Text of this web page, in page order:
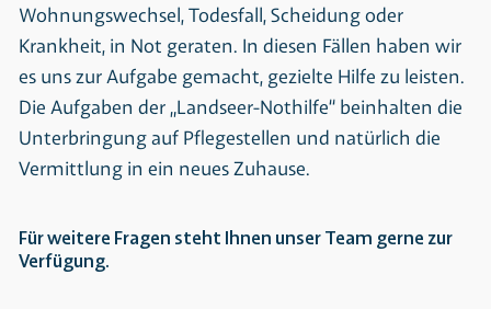
Wohnungswechsel, Todesfall, Scheidung oder
Krankheit, in Not geraten. In diesen Fällen haben wir
es uns zur Aufgabe gemacht, gezielte Hilfe zu leisten.
Die Aufgaben der „Landseer-Nothilfe“ beinhalten die
Unterbringung auf Pflegestellen und natürlich die
Vermittlung in ein neues Zuhause.
Für weitere Fragen steht Ihnen unser Team gerne zur
Verfügung.